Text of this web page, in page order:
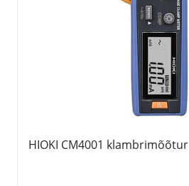
HIOKI CM4001 klambrimõõtur